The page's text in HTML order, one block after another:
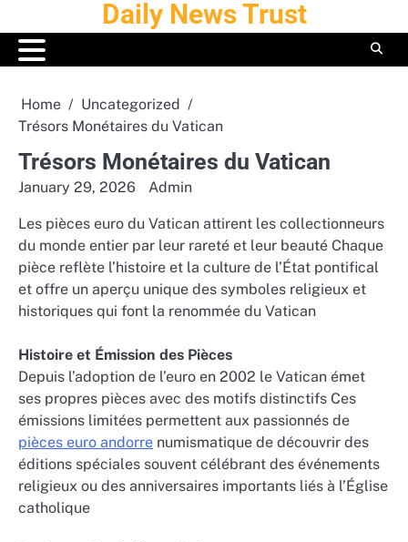
to
content
Daily News Trust
Home
Uncategorized
Trésors Monétaires du Vatican
Trésors Monétaires du Vatican
January 29, 2026 Admin
Les pièces euro du Vatican attirent les collectionneurs
du monde entier par leur rareté et leur beauté Chaque
pièce reflète l’histoire et la culture de l’État pontifical
et offre un aperçu unique des symboles religieux et
historiques qui font la renommée du Vatican
Histoire et Émission des Pièces
Depuis l’adoption de l’euro en 2002 le Vatican émet
ses propres pièces avec des motifs distinctifs Ces
émissions limitées permettent aux passionnés de
pièces euro andorre numismatique de découvrir des
éditions spéciales souvent célébrant des événements
religieux ou des anniversaires importants liés à l’Église
catholique